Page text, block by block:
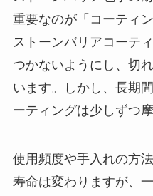
重要なのが「コーティ
ストーンバリアコーテ
つかないようにし、切
います。しかし、長期
ーティングは少しずつ
使用頻度や手入れの方
寿命は変わりますが、